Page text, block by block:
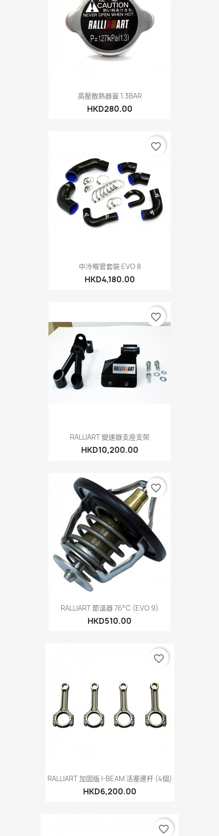
高壓散熱器蓋 1.3BAR
HKD280.00
中冷喉管套裝 EVO 8
HKD4,180.00
favorite_border
RALLIART 變速器支座支架
HKD10,200.00
favorite_border
RALLIART 節溫器 76°C (EVO 9)
HKD510.00
favorite_border
RALLIART 加固版 I-BEAM 活塞連杆 (4個)
HKD6,200.00
favorite_border
favorite_border